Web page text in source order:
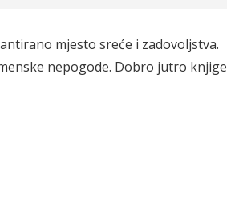
mjesto sreće i zadovoljstva.
nepogode. Dobro jutro knjige